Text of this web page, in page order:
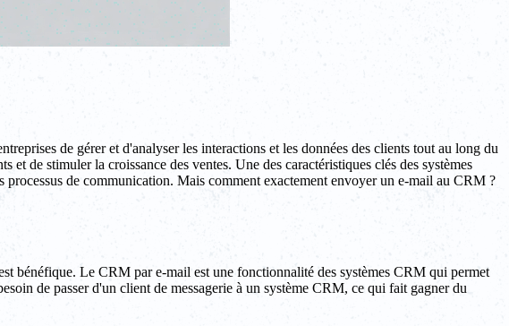
de gérer et d'analyser les interactions et les données des clients tout au long du
de stimuler la croissance des ventes. Une des caractéristiques clés des systèmes
de communication. Mais comment exactement envoyer un e-mail au CRM ?
bénéfique. Le CRM par e-mail est une fonctionnalité des systèmes CRM qui permet
de passer d'un client de messagerie à un système CRM, ce qui fait gagner du